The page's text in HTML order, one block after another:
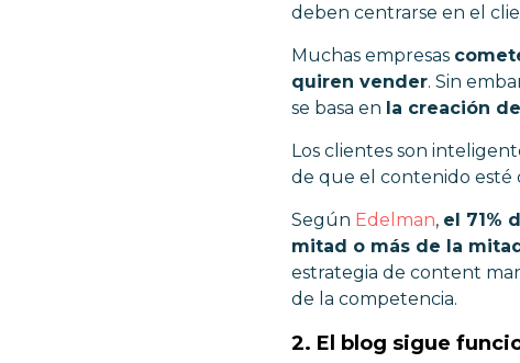
deben centrarse en el
Muchas empresas
quiren vender. Sin
se basa en la creación
Los clientes son
de que el contenido esté
Según Edelman, el 71%
mitad o más de la
estrategia de content
de la competencia.
2. El blog sigue